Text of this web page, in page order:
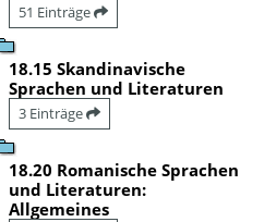
51 Einträge
18.15 Skandinavische
Sprachen und Literaturen
3 Einträge
18.20 Romanische Sprachen
und Literaturen:
Allgemeines